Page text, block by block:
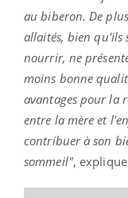
au biberon. De
allaités, bien qu'ils
nourrir, ne
moins bonne
avantages pour la
entre la mère et
contribuer à son
sommeil",